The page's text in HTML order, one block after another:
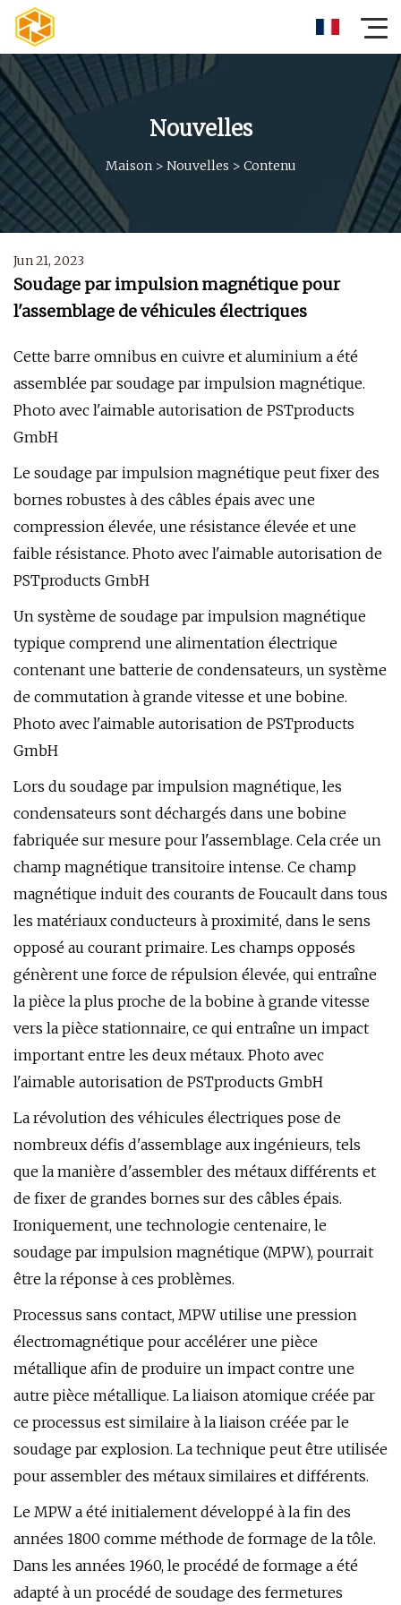
Nouvelles
Maison > Nouvelles > Contenu
Jun 21, 2023
Soudage par impulsion magnétique pour
l'assemblage de véhicules électriques
Cette barre omnibus en cuivre et aluminium a été
assemblée par soudage par impulsion magnétique.
Photo avec l'aimable autorisation de PSTproducts
GmbH
Le soudage par impulsion magnétique peut fixer des
bornes robustes à des câbles épais avec une
compression élevée, une résistance élevée et une
faible résistance. Photo avec l'aimable autorisation de
PSTproducts GmbH
Un système de soudage par impulsion magnétique
typique comprend une alimentation électrique
contenant une batterie de condensateurs, un système
de commutation à grande vitesse et une bobine.
Photo avec l'aimable autorisation de PSTproducts
GmbH
Lors du soudage par impulsion magnétique, les
condensateurs sont déchargés dans une bobine
fabriquée sur mesure pour l'assemblage. Cela crée un
champ magnétique transitoire intense. Ce champ
magnétique induit des courants de Foucault dans tous
les matériaux conducteurs à proximité, dans le sens
opposé au courant primaire. Les champs opposés
génèrent une force de répulsion élevée, qui entraîne
la pièce la plus proche de la bobine à grande vitesse
vers la pièce stationnaire, ce qui entraîne un impact
important entre les deux métaux. Photo avec
l'aimable autorisation de PSTproducts GmbH
La révolution des véhicules électriques pose de
nombreux défis d'assemblage aux ingénieurs, tels
que la manière d'assembler des métaux différents et
de fixer de grandes bornes sur des câbles épais.
Ironiquement, une technologie centenaire, le
soudage par impulsion magnétique (MPW), pourrait
être la réponse à ces problèmes.
Processus sans contact, MPW utilise une pression
électromagnétique pour accélérer une pièce
métallique afin de produire un impact contre une
autre pièce métallique. La liaison atomique créée par
ce processus est similaire à la liaison créée par le
soudage par explosion. La technique peut être utilisée
pour assembler des métaux similaires et différents.
Le MPW a été initialement développé à la fin des
années 1800 comme méthode de formage de la tôle.
Dans les années 1960, le procédé de formage a été
adapté à un procédé de soudage des fermetures